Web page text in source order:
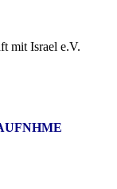
mit Israel e.V.